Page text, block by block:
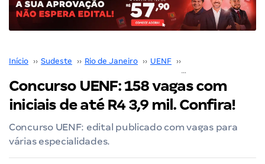
Início ›› Sudeste ›› Rio de Janeiro ›› UENF ››
Concurso UENF: 158 vagas com
iniciais de até R4 3,9 mil. Confira!
Concurso UENF: edital publicado com vagas para
várias especialidades.